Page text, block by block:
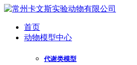
首页
动物模型中心
代谢类模型